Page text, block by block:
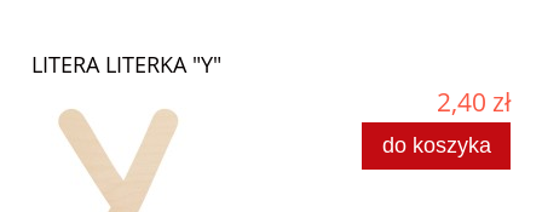
LITERA LITERKA "Y"
2,40 zł
do koszyka